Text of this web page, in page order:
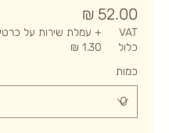
VAT
כלול
+ עמלת שירות על
כמות